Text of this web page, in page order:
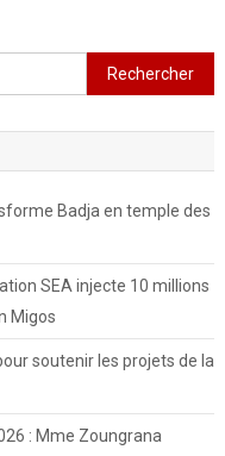
Rechercher :
Badja en temple des
SEA injecte 10 millions
Migos
soutenir les projets de la
: Mme Zoungrana